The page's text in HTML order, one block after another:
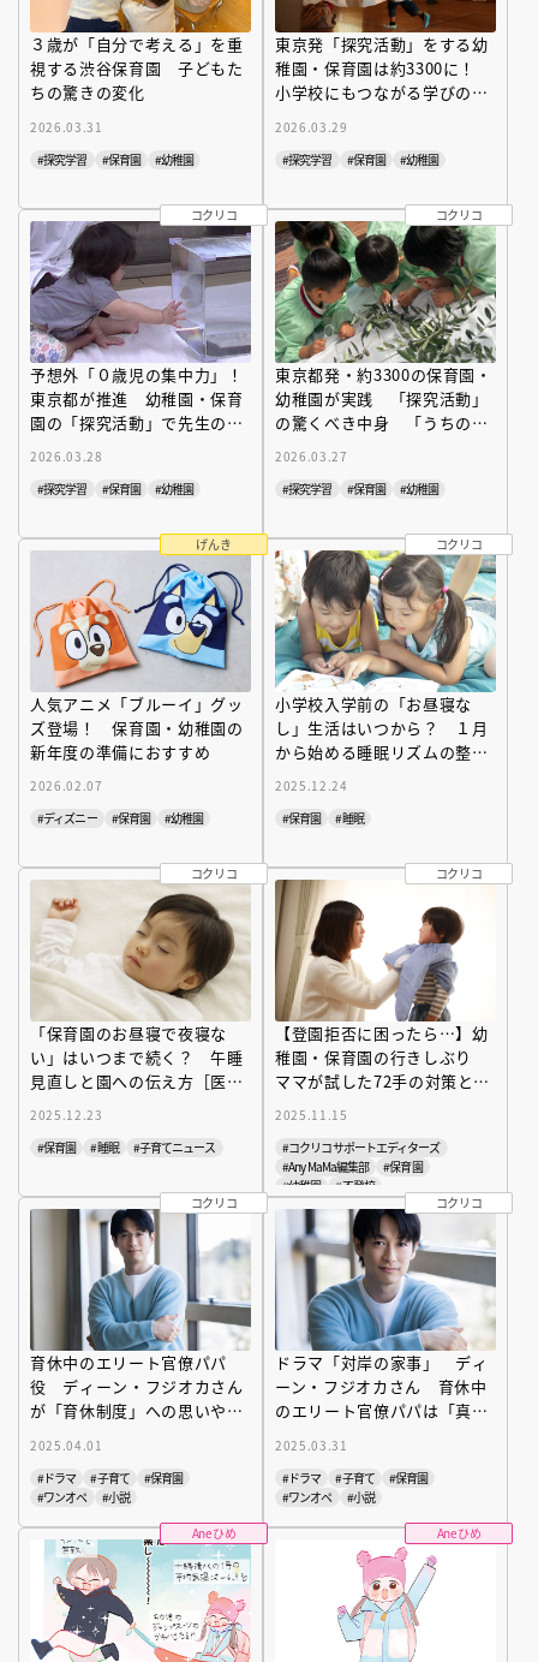
３歳が「自分で考える」を重
視する渋谷保育園 子どもた
ちの驚きの変化
2026.03.31
#探究学習
#保育園 #幼稚園
東京発「探究活動」をする幼
稚園・保育園は約3300に！
小学校にもつながる学びの本
2026.03.29
#探究学習
#保育園 #幼稚園
コクリコ
予想外「０歳児の集中力」！
東京都が推進 幼稚園・保育
園の「探究活動」で先生の
2026.03.28
#探究学習
#保育園 #幼稚園
コクリコ
東京都発・約3300の保育園・
幼稚園が実践 「探究活動」
の驚くべき中身 「うちの
2026.03.27
#探究学習
#保育園 #幼稚園
げんき
人気アニメ「ブルーイ」グッ
ズ登場！ 保育園・幼稚園の
新年度の準備におすすめ
2026.02.07
#ディズニー
#保育園 #幼稚園
コクリコ
小学校入学前の「お昼寝な
し」生活はいつから？ １月
から始める睡眠リズムの整え
方［医師監修］
2025.12.24
#保育園
#睡眠
コクリコ
「保育園のお昼寝で夜寝な
い」はいつまで続く？ 午睡
見直しと園への伝え方［医師
監修］
2025.12.23
#保育園
#睡眠 #子育てニュース
コクリコ
【登園拒否に困ったら…】幼
稚園・保育園の行きしぶり
ママが試した72手の対策と最
終結論を公開
2025.11.15
#コクリコサポートエディターズ
#Any MaMa編集部
#保育園
#幼稚園
#不登校
コクリコ
育休中のエリート官僚パパ
役 ディーン・フジオカさん
が「育休制度」への思いや人
2025.04.01
#ドラマ
#子育て
#保育園
#ワンオペ
#小説
コクリコ
ドラマ「対岸の家事」 ディ
ーン・フジオカさん 育休中
のエリート官僚パパは「真面
2025.03.31
#ドラマ
#子育て
#保育園
#ワンオペ
#小説
Aneひめ
Aneひめ